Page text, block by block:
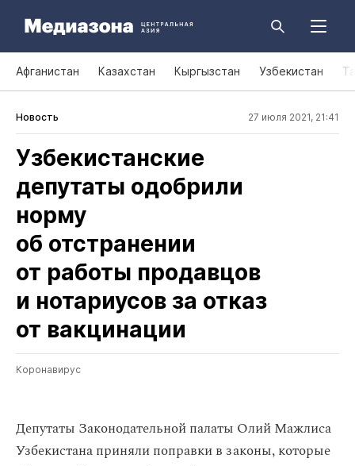
Афганистан Казахстан Кыргызстан Узбекистан
Новость 27 июля 2021, 21:41
Узбекистанские
депутаты одобрили
норму
об отстранении
от работы продавцов
и нотариусов за отказ
от вакцинации
Коронавирус
Депутаты Законодательной палаты Олий Мажлиса
Узбекистана приняли поправки в законы, которые